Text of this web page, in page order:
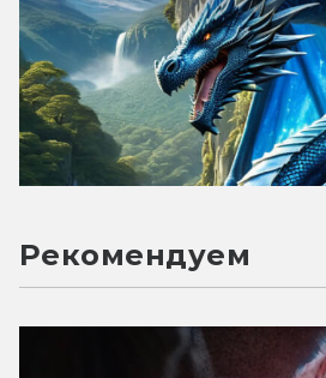
Рекомендуем